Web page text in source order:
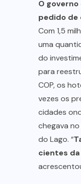
O governo
pedido de
Com 1,5
uma
do
para
COP, os
vezes os
cidades
chegava
do Lago. “
cientes